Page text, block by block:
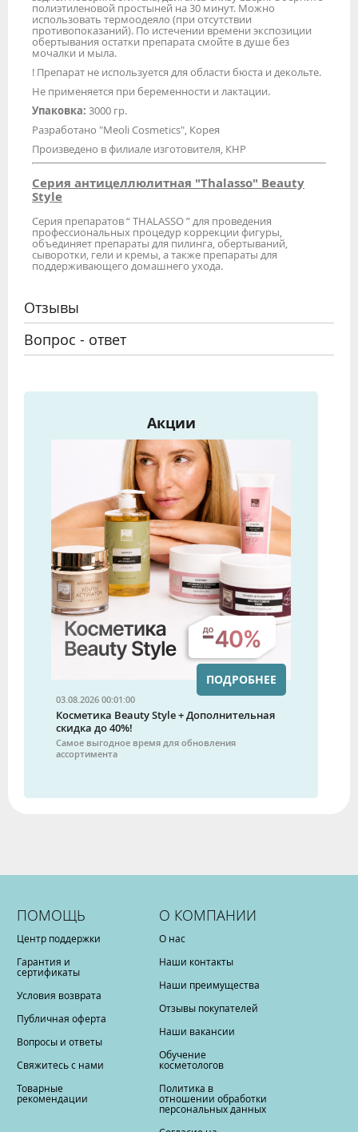
полиэтиленовой простыней на 30 минут. Можно
использовать термоодеяло (при отсутствии
противопоказаний). По истечении времени экспозиции
обертывания остатки препарата смойте в душе без
мочалки и мыла.
! Препарат не используется для области бюста и декольте.
Не применяется при беременности и лактации.
Упаковка: 3000 гр.
Разработано "Meoli Cosmetics", Корея
Произведено в филиале изготовителя, КНР
Серия антицеллюлитная "Thalasso" Beauty
Style
Серия препаратов “ THALASSO ” для проведения
профессиональных процедур коррекции фигуры,
объединяет препараты для пилинга, обертываний,
сыворотки, гели и кремы, а также препараты для
поддерживающего домашнего ухода.
Отзывы
Вопрос - ответ
Акции
03.08.2026 00:01:00
Косметика Beauty Style + Дополнительная
скидка до 40%!
Самое выгодное время для обновления
ассортимента
ПОДРОБНЕЕ
ПОМОЩЬ
Центр поддержки
Гарантия и
сертификаты
Условия возврата
Публичная оферта
Вопросы и ответы
Свяжитесь с нами
Товарные
рекомендации
О КОМПАНИИ
О нас
Наши контакты
Наши преимущества
Отзывы покупателей
Наши вакансии
Обучение
косметологов
Политика в
отношении обработки
персональных данных